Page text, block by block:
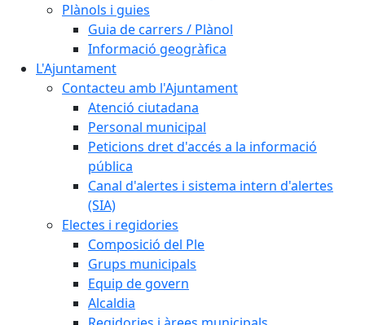
Plànols i guies
Guia de carrers / Plànol
Informació geogràfica
L'Ajuntament
Contacteu amb l'Ajuntament
Atenció ciutadana
Personal municipal
Peticions dret d'accés a la informació
pública
Canal d'alertes i sistema intern d'alertes
(SIA)
Electes i regidories
Composició del Ple
Grups municipals
Equip de govern
Alcaldia